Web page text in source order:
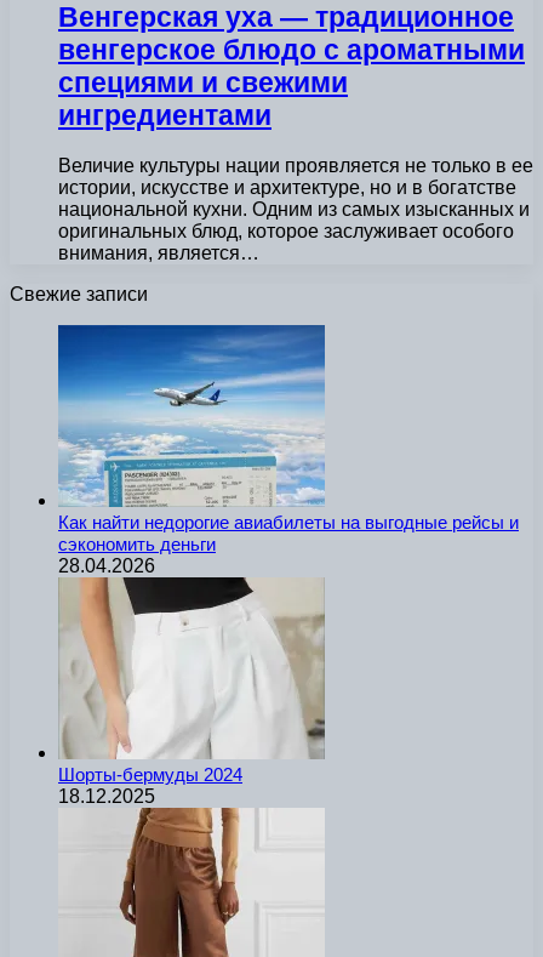
Венгерская уха — традиционное
венгерское блюдо с ароматными
специями и свежими
ингредиентами
Величие культуры нации проявляется не только в ее
истории, искусстве и архитектуре, но и в богатстве
национальной кухни. Одним из самых изысканных и
оригинальных блюд, которое заслуживает особого
внимания, является…
Свежие записи
Как найти недорогие авиабилеты на выгодные рейсы и
сэкономить деньги
28.04.2026
Шорты-бермуды 2024
18.12.2025